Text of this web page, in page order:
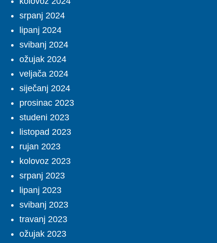
srpanj 2024
lipanj 2024
svibanj 2024
ožujak 2024
veljača 2024
siječanj 2024
prosinac 2023
studeni 2023
listopad 2023
rujan 2023
kolovoz 2023
srpanj 2023
lipanj 2023
svibanj 2023
travanj 2023
ožujak 2023